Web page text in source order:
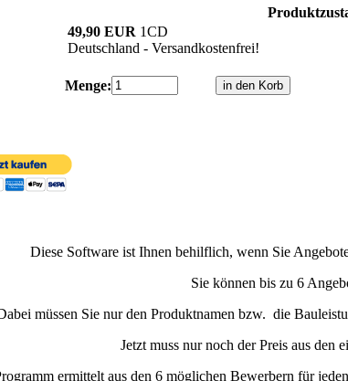
49,90 EUR 1CD
Deutschland - Versandkostenfrei!
Menge:
Diese Software ist Ihnen behilflich, wenn Sie
Sie können bis zu 6
müssen Sie nur den Produktnamen bzw. die
Jetzt muss nur noch der Preis aus den
ermittelt aus den 6 möglichen Bewerbern für